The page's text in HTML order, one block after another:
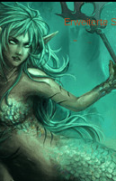
Erweiterte